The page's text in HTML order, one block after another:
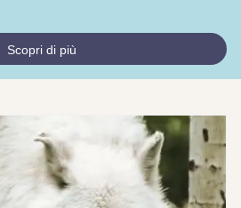
Scopri di più